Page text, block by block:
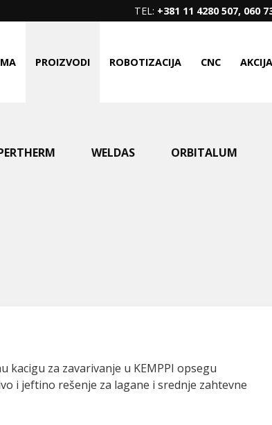
TEL: +381 11 4280 507, 060
PROIZVODI ROBOTIZACIJA CNC AKCIJA
WELDAS ORBITALUM
za zavarivanje u KEMPPI opsegu
i jeftino rešenje za lagane i srednje zahtevne